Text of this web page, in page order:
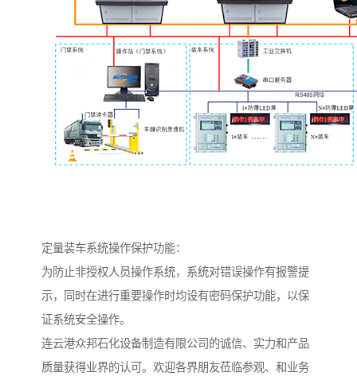
定量装车系统操作保护功能：
为防止非授权人员操作系统，系统对错误操作有报警提
示，同时在进行重要操作时均设有密码保护功能，以保
证系统安全操作。
连云港众邦石化设备制造有限公司的诚信、实力和产品
质量获得业界的认可。欢迎各界朋友莅临参观、和业务